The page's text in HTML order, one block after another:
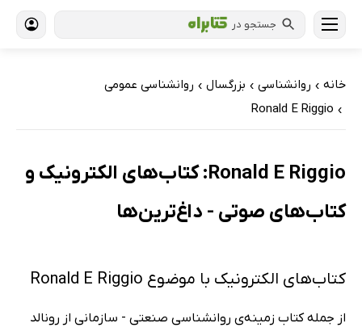
جستجو در
خانه › روانشناسی › بزرگسال › روانشناسی عمومی
›
Ronald E Riggio
Ronald E Riggio: کتاب‌های الکترونیک و
کتاب‌های صوتی - داغ‌ترین‌ها
کتاب‌های الکترونیک با موضوع Ronald E Riggio
از جمله کتاب زمینه‌ی روانشناسی صنعتی - سازمانی از رونالد